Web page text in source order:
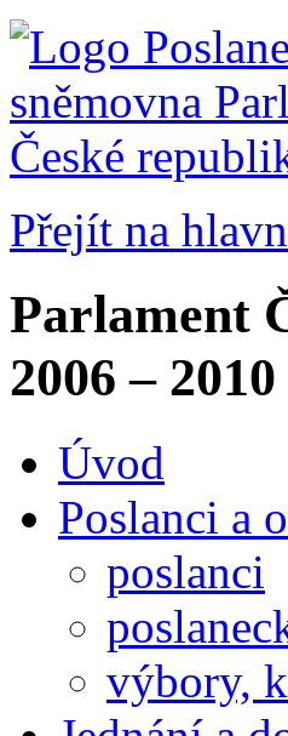
Přejít na
Parlament
2006 – 2010
Úvod
Poslanci a
poslanci
výbory,